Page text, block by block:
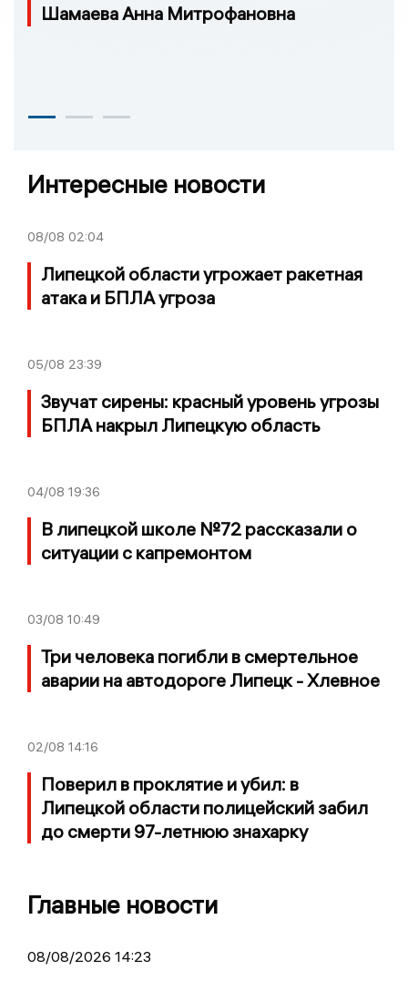
Шамаева Анна Митрофановна
Интересные новости
08/08 02:04
Липецкой области угрожает ракетная
атака и БПЛА угроза
05/08 23:39
Звучат сирены: красный уровень угрозы
БПЛА накрыл Липецкую область
04/08 19:36
В липецкой школе №72 рассказали о
ситуации с капремонтом
03/08 10:49
Три человека погибли в смертельное
аварии на автодороге Липецк - Хлевное
02/08 14:16
Поверил в проклятие и убил: в
Липецкой области полицейский забил
до смерти 97-летнюю знахарку
Главные новости
08/08/2026 14:23